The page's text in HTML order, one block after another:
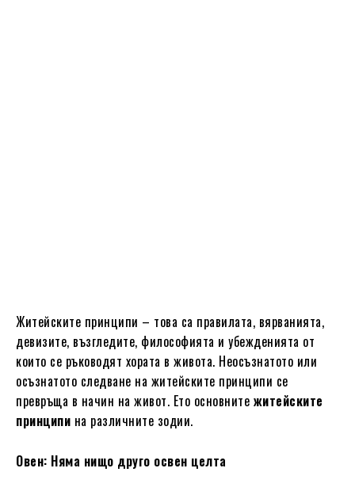
Житейските принципи – това са правилата, вярванията,
девизите, възгледите, философията и убежденията от
които се ръководят хората в живота. Неосъзнатото или
осъзнатото следване на житейските принципи се
превръща в начин на живот. Ето основните житейските
принципи на различните зодии.
Овен: Няма нищо друго освен целта